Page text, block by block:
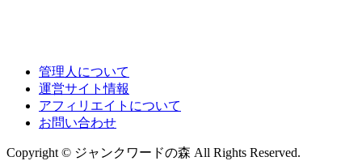
管理人について
運営サイト情報
アフィリエイトについて
お問い合わせ
Copyright © ジャンクワードの森 All Rights Reserved.